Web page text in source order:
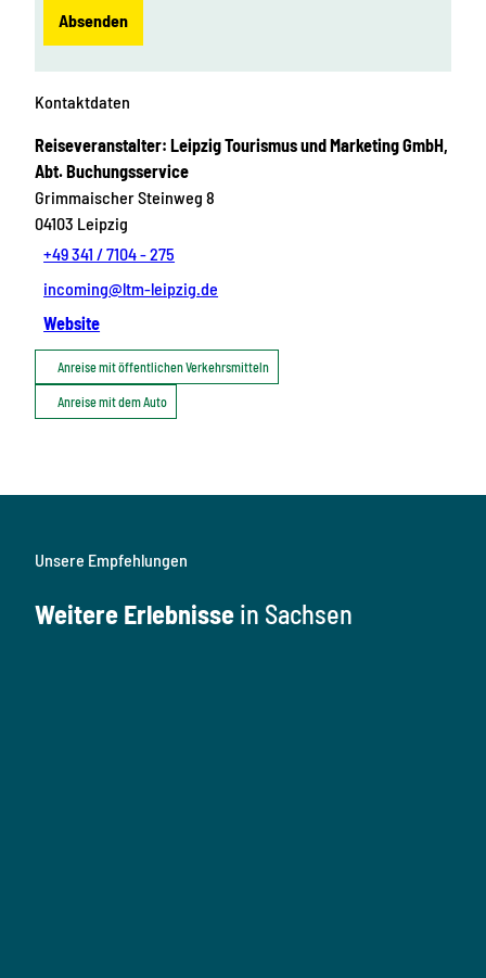
Absenden
Kontaktdaten
Reiseveranstalter: Leipzig Tourismus und Marketing GmbH,
Abt. Buchungsservice
Grimmaischer Steinweg 8
04103 Leipzig
+49 341 / 7104 - 275
incoming@ltm-leipzig.de
Website
Anreise mit öffentlichen Verkehrsmitteln
Anreise mit dem Auto
Unsere Empfehlungen
Weitere Erlebnisse in Sachsen